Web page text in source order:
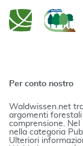
Per conto nostro
Waldwissen.net
argomenti
comprensione.
nella categoria
Ulteriori